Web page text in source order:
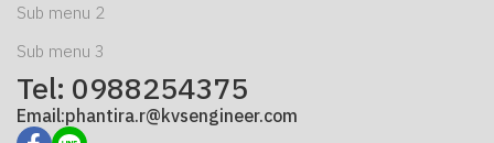
Sub menu 2
Sub menu 3
Tel: 0988254375
Email:phantira.r@kvsengineer.com